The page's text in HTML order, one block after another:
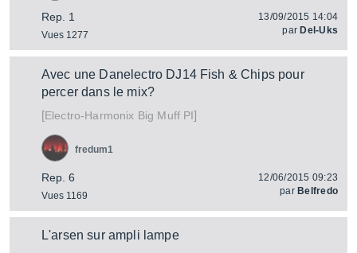
Rep. 1
Vues 1277
13/09/2015 14:04
par Del-Uks
Avec une Danelectro DJ14 Fish & Chips pour
percer dans le mix?
[Electro-Harmonix Big Muff PI]
Rep. 6
Vues 1169
fredum1
12/06/2015 09:23
par Belfredo
L'arsen sur ampli lampe